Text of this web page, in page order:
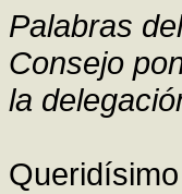
Palabras
Consejo
la